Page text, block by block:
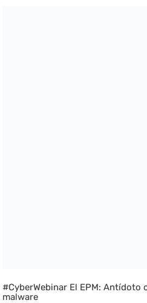
#CyberWebinar El EPM:
malware